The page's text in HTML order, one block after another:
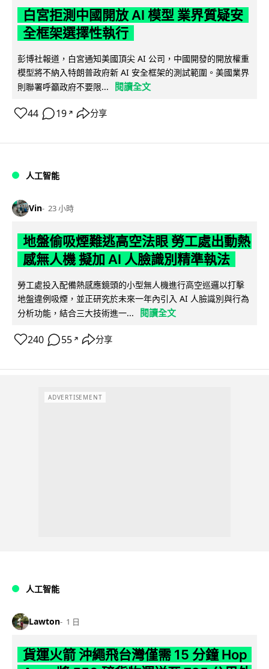
白宮拒測中國開放 AI 模型 業界質疑安
全框架選擇性執行
彭博社報道，白宮通知美國頂尖 AI 公司，中國開發的開放權重
模型將不納入特朗普政府新 AI 安全框架的測試範圍。美國業界
則聯署呼籲政府不要限...
閱讀全文
44 19 ↗ 分享
人工智能
Vin 23 小時
地盤偷吸煙難逃高空法眼 勞工處出動熱
感無人機 擬加 AI 人臉識別精準執法
勞工處投入配備熱感應鏡頭的小型無人機進行高空巡邏以打擊
地盤違例吸煙，並正研究於未來一年內引入 AI 人臉識別與行為
分析功能，結合三大技術進一...
閱讀全文
240 55 ↗ 分享
ADVERTISEMENT
人工智能
Lawton 1 日
貨運火箭 沖繩飛台灣僅需 15 分鐘 Hop